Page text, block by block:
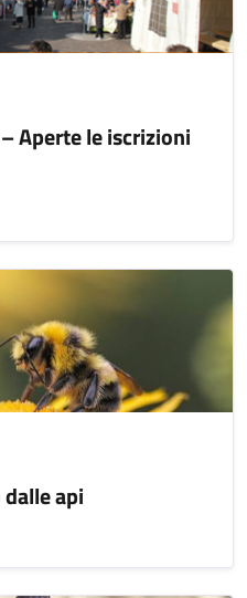
Aperte le iscrizioni
api